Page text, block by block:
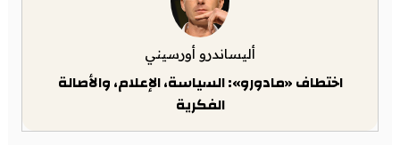
أليساندرو أورسيني
اختطاف «مادورو»: السياسة، الإعلام، والأصالة
الفكرية